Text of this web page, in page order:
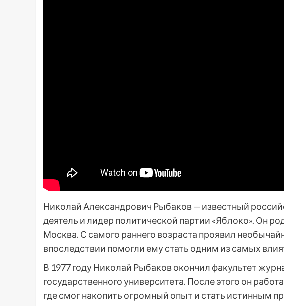
Николай Александрович Рыбаков — известный
деятель и лидер политической партии «Яблоко». Он
Москва. С самого раннего возраста проявил
впоследствии помогли ему стать одним из самых
В 1977 году Николай Рыбаков окончил факультет
государственного университета. После этого он
где смог накопить огромный опыт и стать истинным